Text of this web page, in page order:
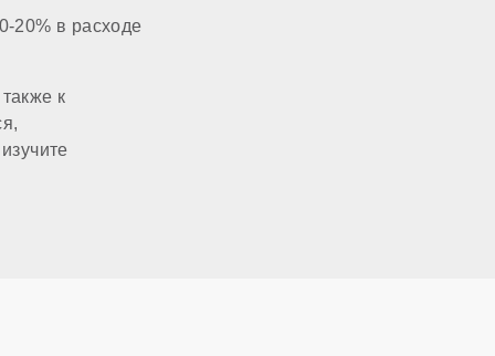
80x80 мм
1 1/4 дюйма
20% в расходе
к